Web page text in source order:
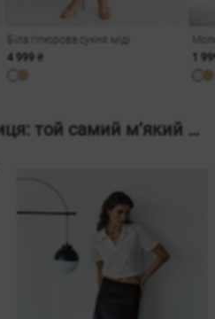
Біла гіпюрова сукня міді
4 999 ₴
1
Атласна максі-спідниця: той самий м’який блиск, що збирає образ